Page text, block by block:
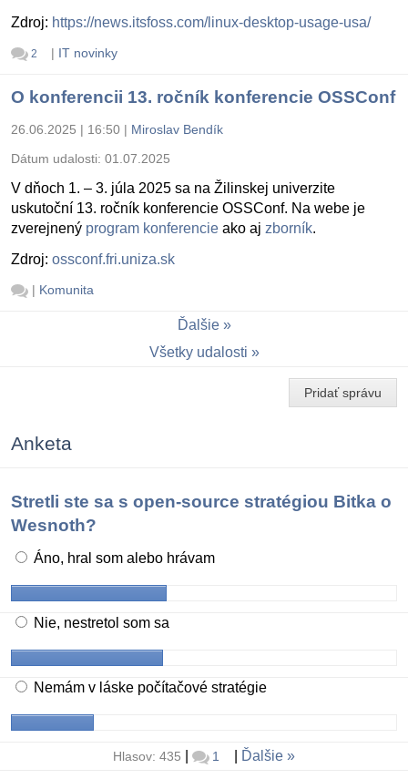
Zdroj: https://news.itsfoss.com/linux-desktop-usage-usa/
2 | IT novinky
O konferencii 13. ročník konferencie OSSConf
26.06.2025 | 16:50 | Miroslav Bendík
Dátum udalosti: 01.07.2025
V dňoch 1. – 3. júla 2025 sa na Žilinskej univerzite
uskutoční 13. ročník konferencie OSSConf. Na webe je
zverejnený program konferencie ako aj zborník.
Zdroj: ossconf.fri.uniza.sk
| Komunita
Ďalšie
Všetky udalosti
Pridať správu
Anketa
Stretli ste sa s open-source stratégiou Bitka o
Wesnoth?
Áno, hral som alebo hrávam
Nie, nestretol som sa
Nemám v láske počítačové stratégie
Hlasov: 435 1 Ďalšie